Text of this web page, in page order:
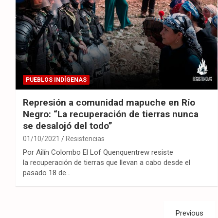
PUEBLOS INDÍGENAS
Represión a comunidad mapuche en Río
Negro: “La recuperación de tierras nunca
se desalojó del todo”
01/10/2021 Resistencias
Por Ailín Colombo El Lof Quenquentrew resiste
la recuperación de tierras que llevan a cabo desde el
pasado 18 de…
Previous